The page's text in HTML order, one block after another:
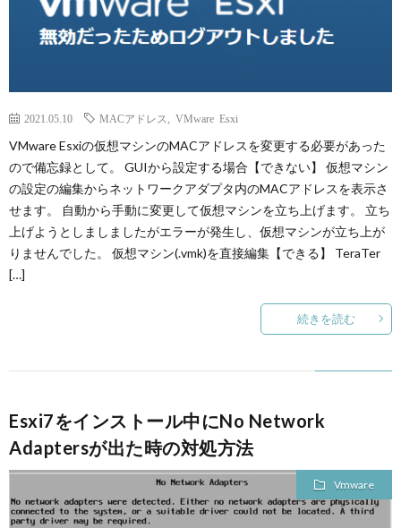
2021.05.10 MACアドレス VMware Esxi
VMware Esxiの仮想マシンのMACアドレスを変更する必要があった
ので備忘録として。 GUIから設定する場合【できない】 仮想マシン
の設定の編集からネットワークアダプタ内のMACアドレスを表示さ
せます。 自動から手動に変更して仮想マシンを立ち上げます。 立ち
上げようとしましましたがエラーが発生し、仮想マシンが立ち上が
りませんでした。 仮想マシン(.vmk)を直接編集【できる】 TeraTer
[…]
続きを読む
Esxi7をインストール中にNo Network
Adaptersが出た時の対処方法
Vmware